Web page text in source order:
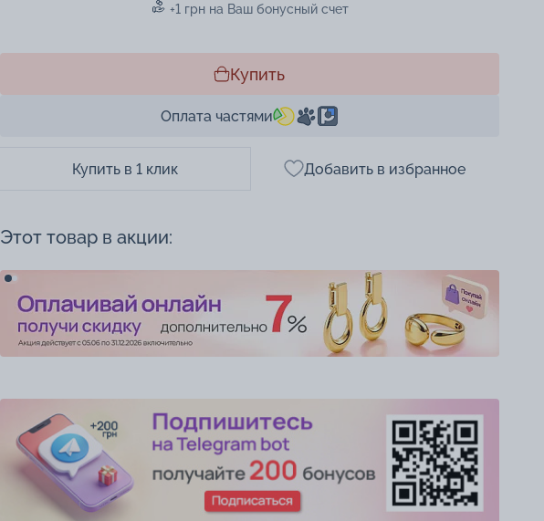
+1 грн на Ваш бонусный счет
Купить
Оплата частями
Купить в 1 клик Добавить в избранное
Этот товар в акции: